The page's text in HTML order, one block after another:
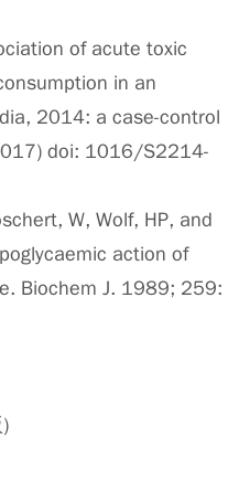
of acute toxic
in an
2014: a case-control
doi: 1016/S2214-
W, Wolf, HP, and
action of
Biochem J. 1989; 259: